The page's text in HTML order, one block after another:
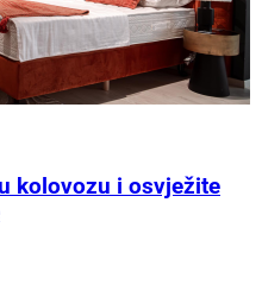
kolovozu i osvježite